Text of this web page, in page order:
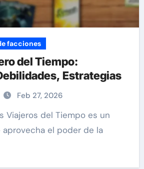
facciones
del Tiempo:
Estrategias
Feb 27, 2026
el poder de la